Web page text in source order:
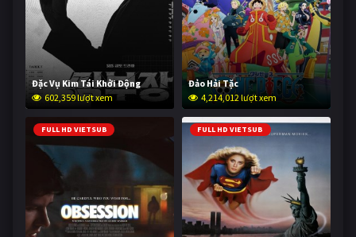
Đặc Vụ Kim Tái Khởi Động
602,359 lượt xem
Đảo Hải Tặc
4,214,012 lượt xem
FULL HD VIETSUB FULL HD VIETSUB